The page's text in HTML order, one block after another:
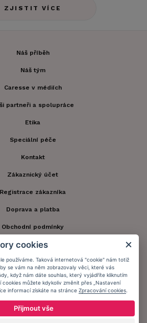
ZJISTIT VÍCE
Náš příběh
Náš tým
Caresse v médiích
partneři a spolupráce
Etika
Speciální péče
Kontakt
Zákaznický účet
Registrace zákazníka
Doprava a platba
Obchodní podmínky
osobních údajů
memorandum
s námi v kontaktu.
cookies
používáme. Taková internetová "cookie" nám totiž
se vám na něm zobrazovaly věci, které vás
když nám dáte souhlas, který vyjádříte kliknutím
cookies můžete kdykoliv změnit přes „Nastavení
informací získáte na stránce Zpracování cookies
Přijmout vše